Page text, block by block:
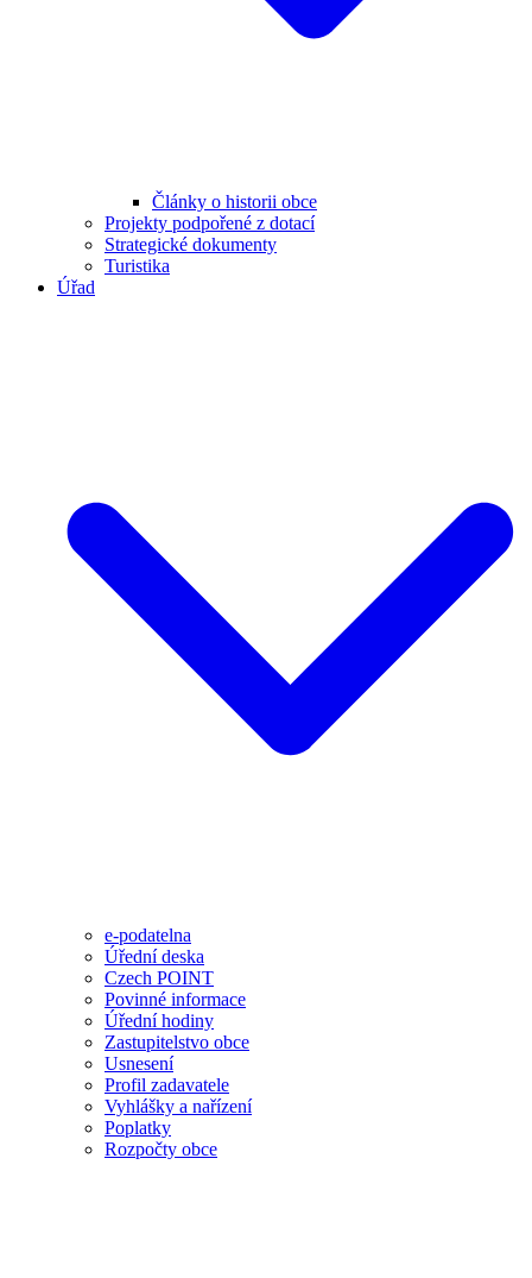
Články o historii obce
Projekty podpořené z dotací
Strategické dokumenty
Turistika
Úřad
e-podatelna
Úřední deska
Czech POINT
Povinné informace
Úřední hodiny
Zastupitelstvo obce
Usnesení
Profil zadavatele
Vyhlášky a nařízení
Poplatky
Rozpočty obce